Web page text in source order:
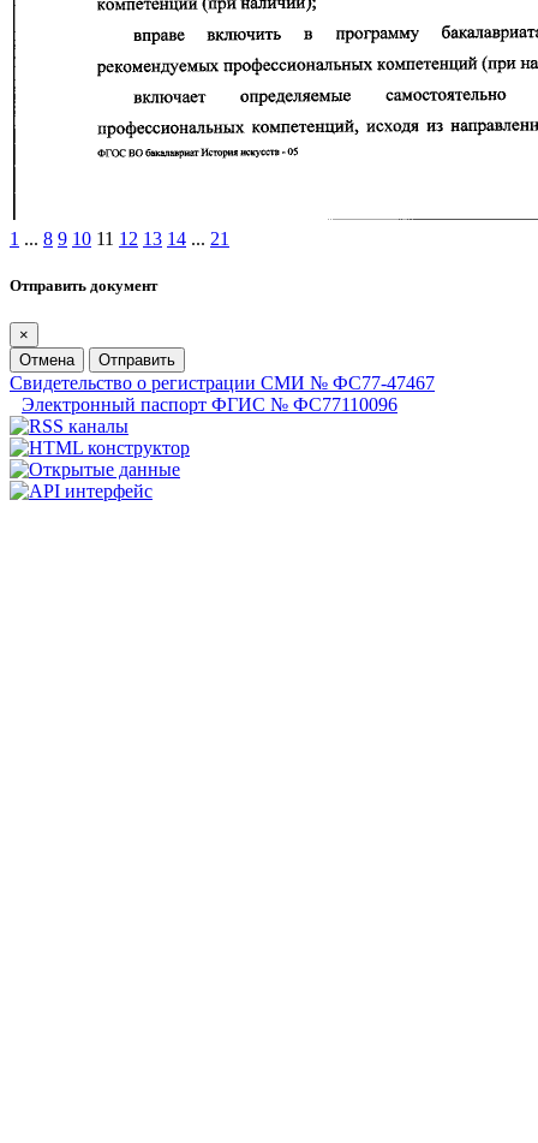
1 ... 8 9 10 11 12 13 14 ... 21
Отправить документ
×
Отмена
Отправить
Свидетельство о регистрации СМИ № ФС77-47467
Электронный паспорт ФГИС № ФС77110096